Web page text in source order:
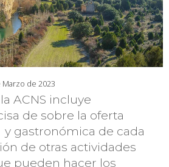
Marzo de 2023
ACNS incluye
de sobre la oferta
gastronómica de cada
de otras actividades
pueden hacer los